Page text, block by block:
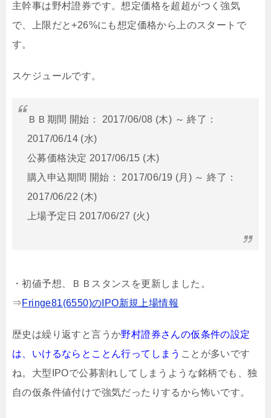
主幹事は野村證券です。想定価格を超超がつく強気
で、上限だと+26%にも想定価格から上のスタートで
す。
スケジュールです。
ＢＢ期間 開始： 2017/06/08 (木) ～ 終了：
2017/06/14 (水)
公募価格決定 2017/06/15 (木)
購入申込期間 開始： 2017/06/19 (月) ～ 終了：
2017/06/22 (木)
上場予定日 2017/06/27 (火)
・初値予想、ＢＢスタンスを更新しました。
⇒Fringe81(6550)のIPO新規上場情報
歴史は繰り返すと言うか野村證券さんの仮条件の設定
は、いけるならとことん行ってしまう ことが多いです
ね。大型IPOで公募割れしてしまうような銘柄でも、独
自の仮条件値付けで強気だったりするから怖いです。